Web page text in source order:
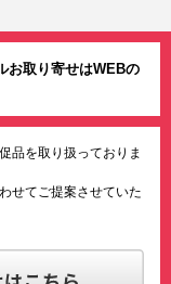
お取り寄せはWEBの
品を取り扱っておりま
せてご提案させていた